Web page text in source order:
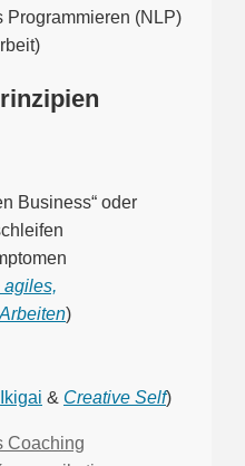
Programmieren (NLP)
Business“ oder
agiles,
)
Ikigai & Creative Self)
Coaching